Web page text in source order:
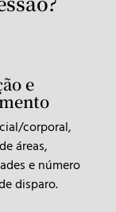
e
corporal,
áreas,
e número
disparo.